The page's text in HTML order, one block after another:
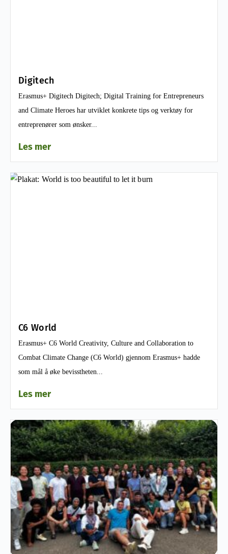
Digitech
Erasmus+ Digitech Digitech; Digital Training for Entrepreneurs
and Climate Heroes har utviklet konkrete tips og verktøy for
entreprenører som ønsker...
Les mer
C6 World
Erasmus+ C6 World Creativity, Culture and Collaboration to
Combat Climate Change (C6 World) gjennom Erasmus+ hadde
som mål å øke bevisstheten...
Les mer